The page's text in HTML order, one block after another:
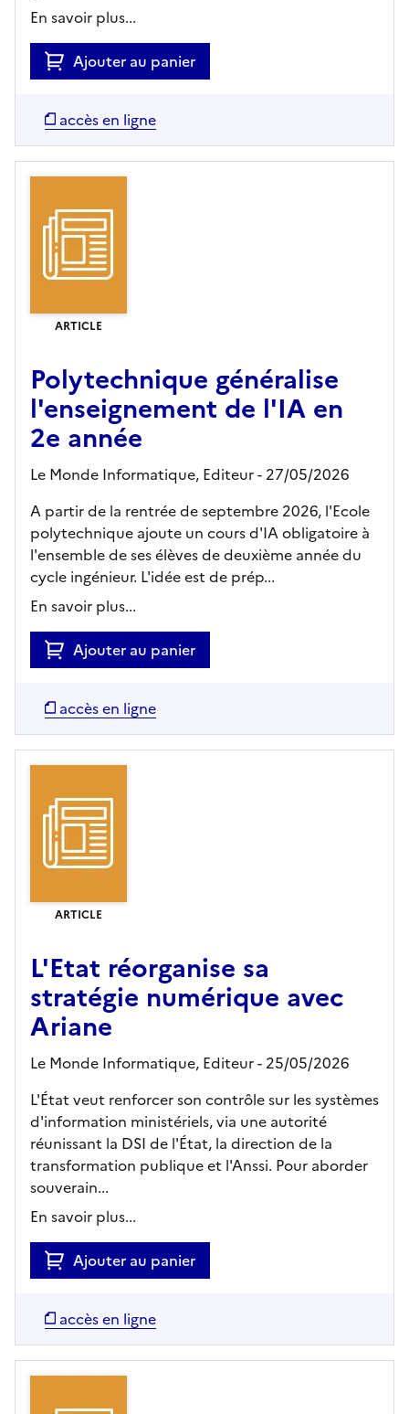
En savoir plus...
Ajouter au panier
accès en ligne
ARTICLE
Polytechnique généralise
l'enseignement de l'IA en
2e année
Le Monde Informatique, Editeur- 27/05/2026
A partir de la rentrée de septembre 2026, l'Ecole
polytechnique ajoute un cours d'IA obligatoire à
l'ensemble de ses élèves de deuxième année du
cycle ingénieur. L'idée est de prép...
En savoir plus...
Ajouter au panier
accès en ligne
ARTICLE
L'Etat réorganise sa
stratégie numérique avec
Ariane
Le Monde Informatique, Editeur- 25/05/2026
L'État veut renforcer son contrôle sur les systèmes
d'information ministériels, via une autorité
réunissant la DSI de l'État, la direction de la
transformation publique et l'Anssi. Pour aborder
souverain...
En savoir plus...
Ajouter au panier
accès en ligne